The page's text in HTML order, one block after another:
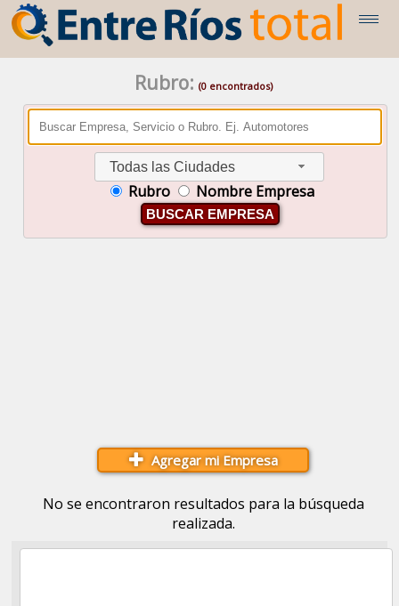
Rubro: (0 encontrados)
Todas las Ciudades
Rubro Nombre Empresa
BUSCAR EMPRESA
Agregar mi Empresa
No se encontraron resultados para la búsqueda
realizada.